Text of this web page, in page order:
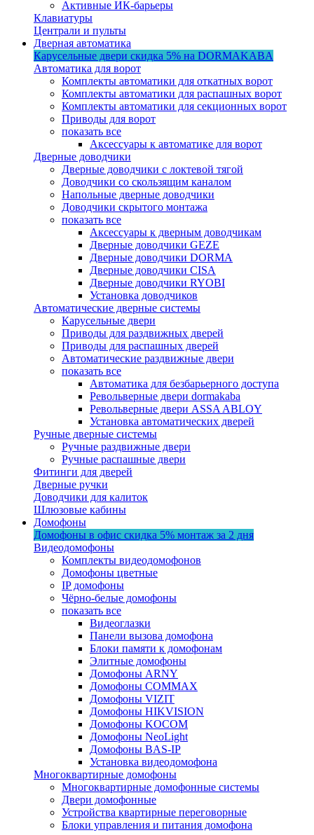
Активные ИК-барьеры
Клавиатуры
Централи и пульты
Дверная автоматика
Карусельные двери скидка 5% на DORMAKABA
Автоматика для ворот
Комплекты автоматики для откатных ворот
Комплекты автоматики для распашных ворот
Комплекты автоматики для секционных ворот
Приводы для ворот
показать все
Аксессуары к автоматике для ворот
Дверные доводчики
Дверные доводчики с локтевой тягой
Доводчики со скользящим каналом
Напольные дверные доводчики
Доводчики скрытого монтажа
показать все
Аксессуары к дверным доводчикам
Дверные доводчики GEZE
Дверные доводчики DORMA
Дверные доводчики CISA
Дверные доводчики RYOBI
Установка доводчиков
Автоматические дверные системы
Карусельные двери
Приводы для раздвижных дверей
Приводы для распашных дверей
Автоматические раздвижные двери
показать все
Автоматика для безбарьерного доступа
Револьверные двери dormakaba
Револьверные двери ASSA ABLOY
Установка автоматических дверей
Ручные дверные системы
Ручные раздвижные двери
Ручные распашные двери
Фитинги для дверей
Дверные ручки
Доводчики для калиток
Шлюзовые кабины
Домофоны
Домофоны в офис скидка 5% монтаж за 2 дня
Видеодомофоны
Комплекты видеодомофонов
Домофоны цветные
IP домофоны
Чёрно-белые домофоны
показать все
Видеоглазки
Панели вызова домофона
Блоки памяти к домофонам
Элитные домофоны
Домофоны ARNY
Домофоны COMMAX
Домофоны VIZIT
Домофоны HIKVISION
Домофоны KOCOM
Домофоны NeoLight
Домофоны BAS-IP
Установка видеодомофона
Многоквартирные домофоны
Многоквартирные домофонные системы
Двери домофонные
Устройства квартирные переговорные
Блоки управления и питания домофона